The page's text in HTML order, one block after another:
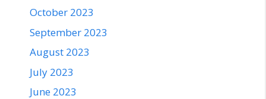
October 2023
September 2023
August 2023
July 2023
June 2023